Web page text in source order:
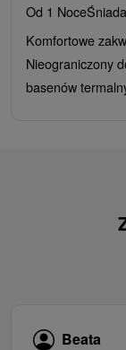
Od 1 Noce
Komfortowe
Nieograniczony
basenów
Beata